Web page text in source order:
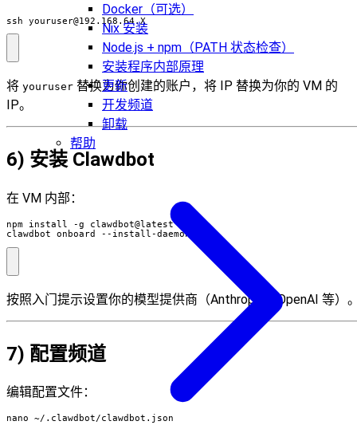
Docker（可选）
Nix 安装
Node.js + npm（PATH 状态检查）
安装程序内部原理
更新
开发频道
卸载
帮助
ssh youruser@192.168.64.X
将 youruser 替换为你创建的账户，将 IP 替换为你的 VM 的
IP。
6) 安装 Clawdbot
在 VM 内部：
clawdbot onboard --install-daemon
按照入门提示设置你的模型提供商（Anthropic、OpenAI 等）
7) 配置频道
编辑配置文件：
nano ~/.clawdbot/clawdbot.json